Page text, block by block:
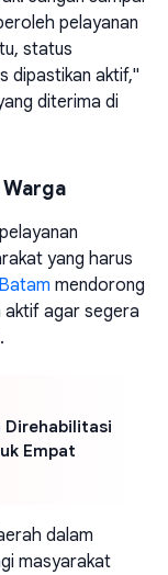
pelayanan
status
dipastikan aktif,"
diterima di
Warga
yang harus
mendorong
aktif agar segera
Direhabilitasi
Empat
dalam
masyarakat